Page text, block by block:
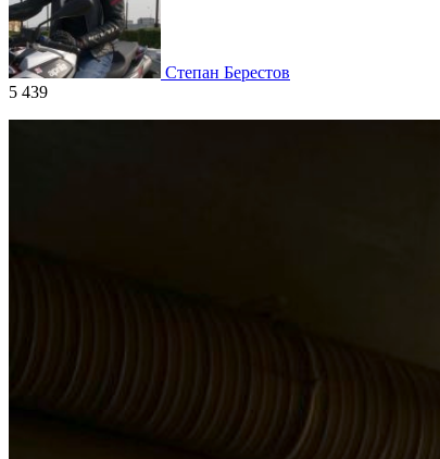
Степан Берестов
5 439